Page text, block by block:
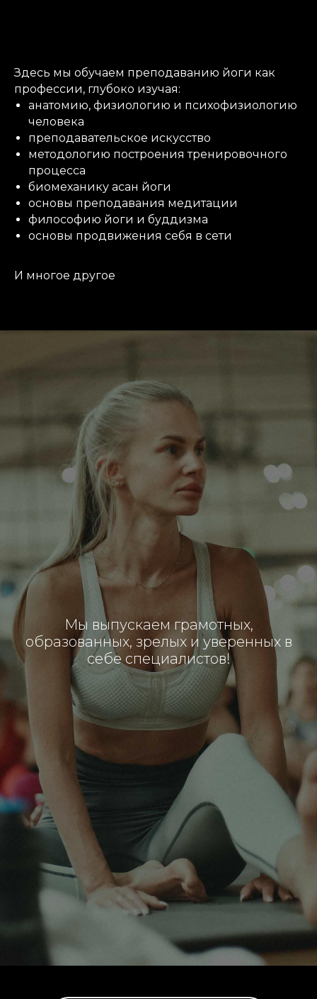
Здесь мы обучаем преподаванию йоги как
профессии, глубоко изучая:
анатомию, физиологию и психофизиологию
человека
преподавательское искусство
методологию построения тренировочного
процесса
биомеханику асан йоги
основы преподавания медитации
философию йоги и буддизма
основы продвижения себя в сети
И многое другое
Мы выпускаем грамотных,
образованных, зрелых и уверенных в
себе специалистов!